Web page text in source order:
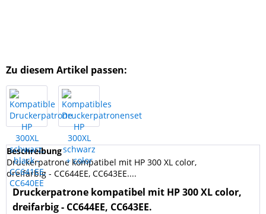
Zu diesem Artikel passen:
Beschreibung
Druckerpatrone kompatibel mit HP 300 XL color,
dreifarbig - CC644EE, CC643EE....
Druckerpatrone kompatibel mit HP 300 XL color,
dreifarbig - CC644EE, CC643EE.